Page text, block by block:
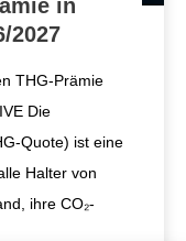
in
2027
THG-Prämie
Die
Quote) ist eine
Halter von
ihre CO₂-